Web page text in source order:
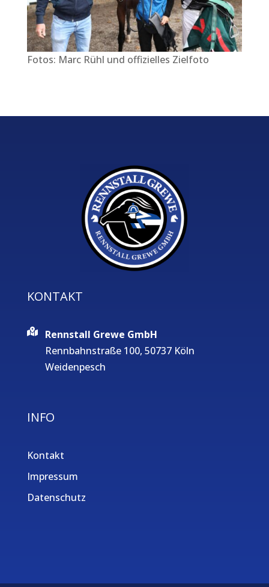
Fotos: Marc Rühl und offizielles Zielfoto
KONTAKT
Rennstall Grewe GmbH
Rennbahnstraße 100, 50737 Köln
Weidenpesch
INFO
Kontakt
Impressum
Datenschutz